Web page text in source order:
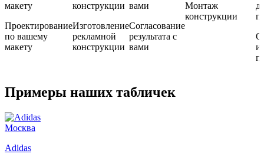
Проектирование
по вашему
макету
Изготовление
рекламной
конструкции
Согласование
результата с
вами
Монтаж
конструкции
и
Примеры наших табличек
Москва
Adidas